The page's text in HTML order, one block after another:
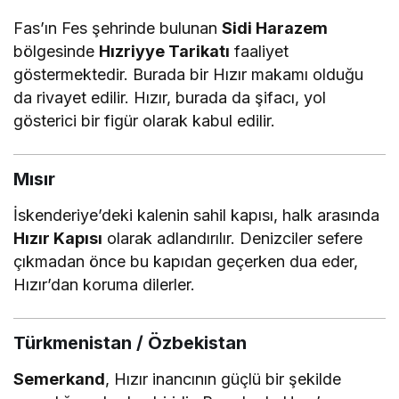
Fas’ın Fes şehrinde bulunanSidi Harazem
bölgesinde Hızriyye Tarikatı faaliyet
göstermektedir. Burada bir Hızır makamı olduğu
da rivayet edilir. Hızır, burada da şifacı, yol
gösterici bir figür olarak kabul edilir.
Mısır
İskenderiye’deki kalenin sahil kapısı, halk arasında
Hızır Kapısı olarak adlandırılır. Denizciler sefere
çıkmadan önce bu kapıdan geçerken dua eder,
Hızır’dan koruma dilerler.
Türkmenistan / Özbekistan
Semerkand, Hızır inancının güçlü bir şekilde